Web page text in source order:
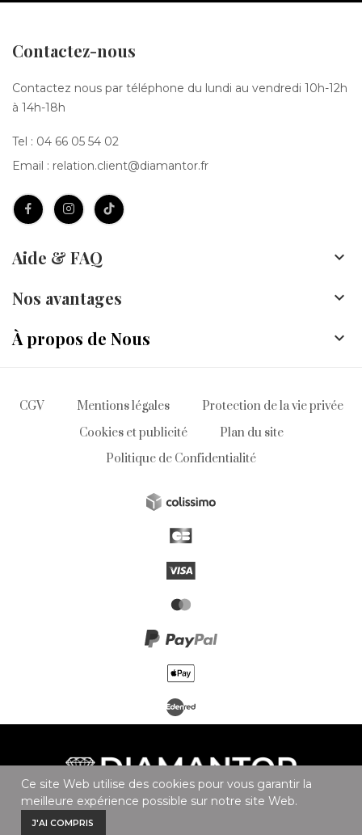
Contactez-nous
Contactez nous par téléphone du lundi au vendredi 10h-12h
à 14h-18h
Tel : 04 66 05 54 02
Email : relation.client@diamantor.fr
Aide & FAQ 
Nos avantages 
À propos de Nous 
CGV Mentions légales
Protection de la vie privée
Cookies et publicité
Plan du site
Politique de Confidentialité
Ce site Web utilise des cookies pour vous garantir la
meilleure expérience possible sur notre site Web.
J'AI COMPRIS